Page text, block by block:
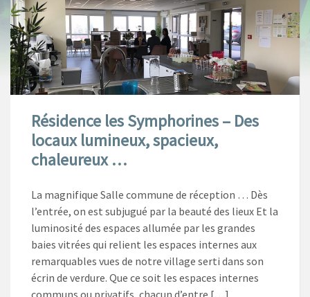
Résidence les Symphorines – Des
locaux lumineux, spacieux,
chaleureux …
La magnifique Salle commune de réception … Dès
l’entrée, on est subjugué par la beauté des lieux Et la
luminosité des espaces allumée par les grandes
baies vitrées qui relient les espaces internes aux
remarquables vues de notre village serti dans son
écrin de verdure. Que ce soit les espaces internes
communs ou privatifs, chacun d’entre […]